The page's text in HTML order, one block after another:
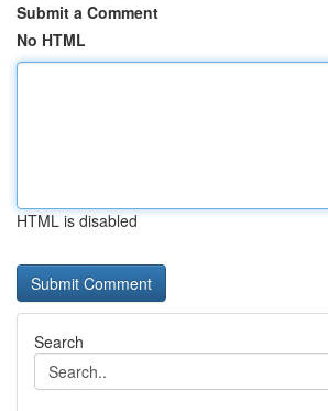
Submit a Comment
No HTML
HTML is disabled
Search